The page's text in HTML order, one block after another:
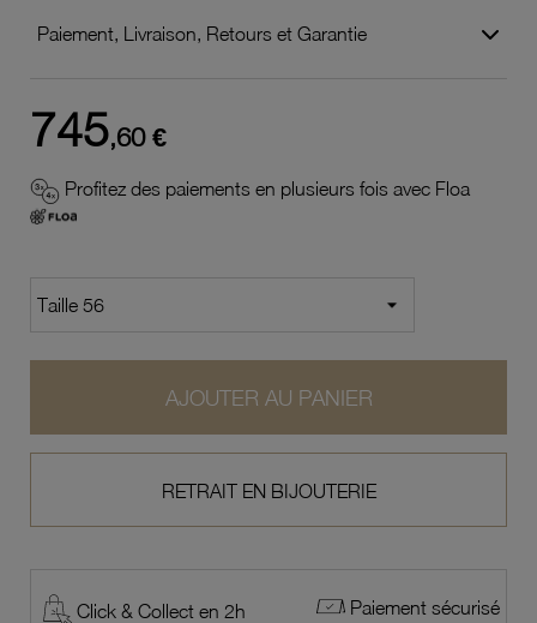
Paiement, Livraison, Retours et Garantie
745,60 €
Profitez des paiements en plusieurs fois avec Floa
AJOUTER AU PANIER
RETRAIT EN BIJOUTERIE
Click & Collect en 2h Paiement sécurisé